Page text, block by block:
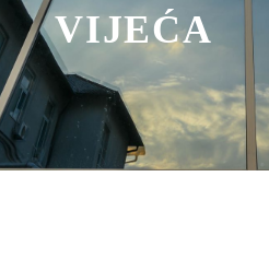
VIJEĆA